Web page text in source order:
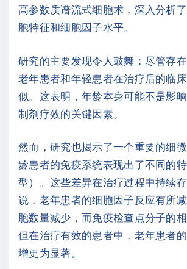
高参数质谱流式细胞术，深入分析
胞特征和细胞因子水平。
研究的主要发现令人鼓舞：尽管存
老年患者和年轻患者在治疗后的临
似。这表明，年龄本身可能不是影
制剂疗效的关键因素。
然而，研究也揭示了一个重要的细
龄患者的免疫系统表现出了不同的
型）。这些差异在治疗过程中持续
说，老年患者的细胞因子反应有所
胞数量减少，而免疫检查点分子的相
但在治疗有效的患者中，老年患者
增更为显著。